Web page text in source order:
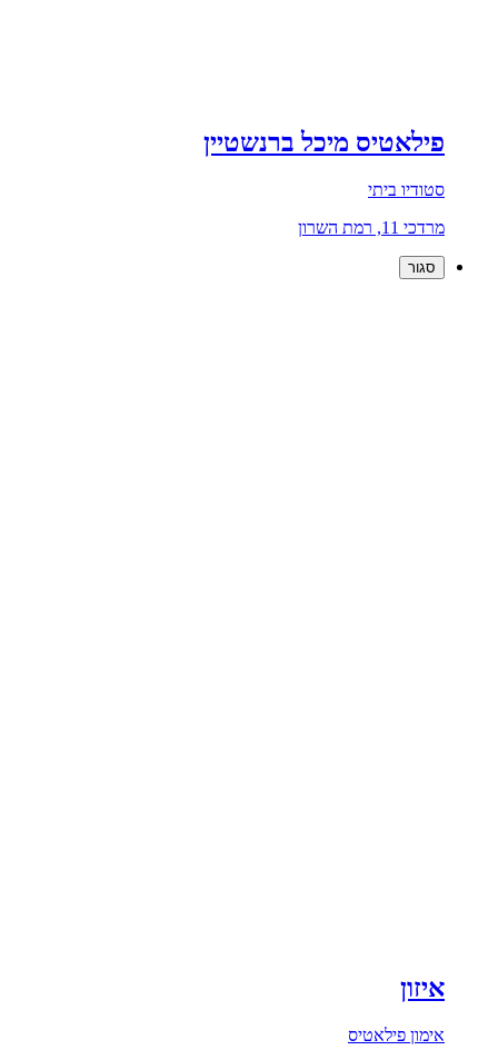
פילאטיס מיכל ברנשטיין
סטודיו ביתי
מרדכי 11, רמת השרון
סגור
איזון
אימון פילאטיס